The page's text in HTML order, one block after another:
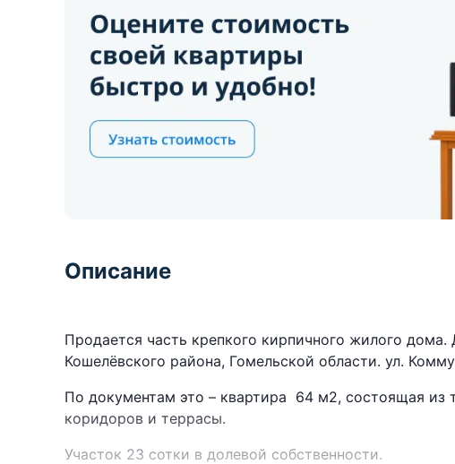
Описание
Продается часть крепкого кирпичного жилого
Кошелёвского района, Гомельской области. ул.
По документам это – квартира 64 м2, состоящая из
коридоров и террасы.
Участок 23 сотки в долевой собственности.